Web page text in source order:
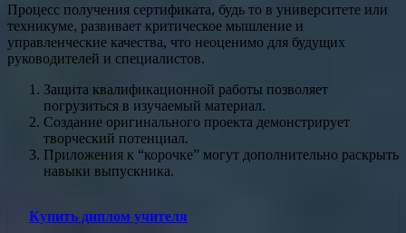
Процесс получения сертификата, будь то в университете или
техникуме, развивает критическое мышление и
управленческие качества, что неоценимо для будущих
руководителей и специалистов.
Защита квалификационной работы позволяет
погрузиться в изучаемый материал.
Создание оригинального проекта демонстрирует
творческий потенциал.
Приложения к “корочке” могут дополнительно раскрыть
навыки выпускника.
Купить диплом учителя